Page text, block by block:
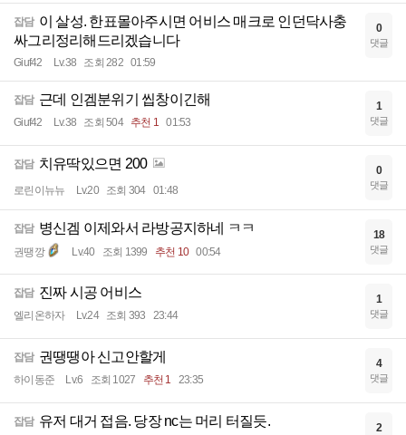
잡담 이 살성. 한표몰아주시면 어비스 매크로 인던닥사충
싸그리정리해드리겠습니다
Giuf42 Lv.38 조회 282 01:59
0
댓글
잡담 근데 인겜분위기 씹창이긴해
Giuf42 Lv.38 조회 504 추천 1 01:53
1
댓글
잡담 치유딱있으면 200
로린이뉴뉴 Lv.20 조회 304 01:48
0
댓글
잡담 병신겜 이제와서 라방공지하네 ㅋㅋ
권땡깡 Lv.40 조회 1399 추천 10 00:54
18
댓글
잡담 진짜 시공 어비스
엘리온하자 Lv.24 조회 393 23:44
1
댓글
잡담 권땡땡아 신고안할게
하이동준 Lv.6 조회 1027 추천 1 23:35
4
댓글
잡담 유저 대거 접음. 당장 nc는 머리 터질듯. 2